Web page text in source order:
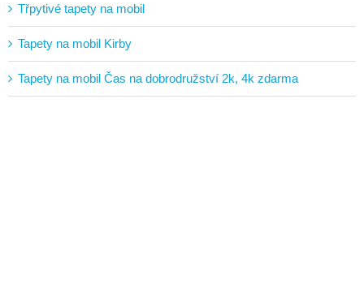
Třpytivé tapety na mobil
Tapety na mobil Kirby
Tapety na mobil Čas na dobrodružství 2k, 4k zdarma